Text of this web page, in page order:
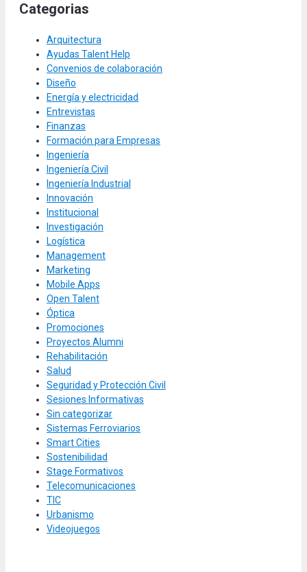
Categorias
Arquitectura
Ayudas Talent Help
Convenios de colaboración
Diseño
Energía y electricidad
Entrevistas
Finanzas
Formación para Empresas
Ingeniería
Ingeniería Civil
Ingeniería Industrial
Innovación
Institucional
Investigación
Logística
Management
Marketing
Mobile Apps
Open Talent
Óptica
Promociones
Proyectos Alumni
Rehabilitación
Salud
Seguridad y Protección Civil
Sesiones Informativas
Sin categorizar
Sistemas Ferroviarios
Smart Cities
Sostenibilidad
Stage Formativos
Telecomunicaciones
TIC
Urbanismo
Videojuegos